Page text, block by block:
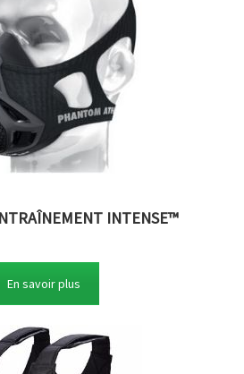
INTENSE™
En savoir plus